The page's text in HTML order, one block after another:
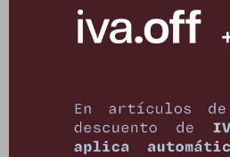
CANJEÁ TUS MILLAS ITAÚ
Ver opciones de pago y planes de cuotas